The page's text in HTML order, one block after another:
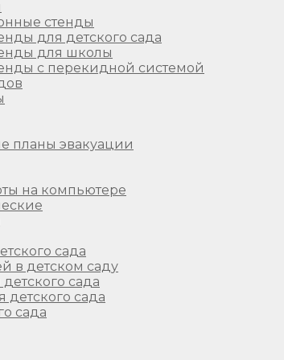
стенды
для детского сада
для школы
с перекидной системой
планы эвакуации
на компьютере
сада
в детском саду
сада
детского сада
сада